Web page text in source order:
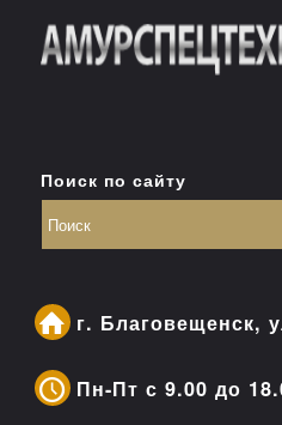
Поиск по сайту
г. Благовещенск,
Пн-Пт с 9.00 до